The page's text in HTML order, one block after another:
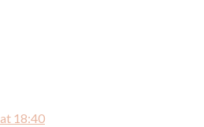
18:40